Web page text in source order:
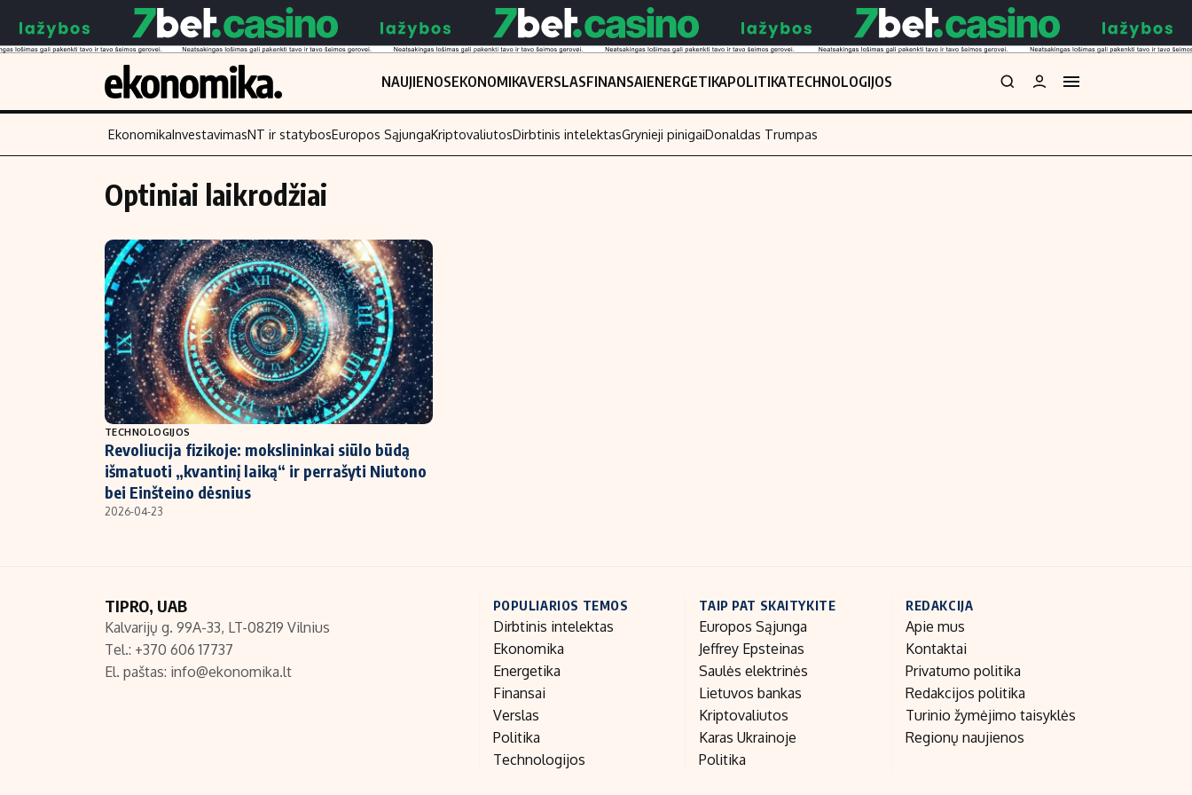
NAUJIENOSEKONOMIKAVERSLASFINANSAIENERGETIKAPOLITIKATECHNOLOGIJOS
Turinys
Naujienos
Aplinka
Verslas
Energetika
Ekonomika
Politika
NT ir statybos
Skaitykite
Finansai
Įmonės
Žemės ūkis
Technologijos
Laisvalaikis
EkonomikaInvestavimasNT ir statybosEuropos SąjungaKriptovaliutosDirbtinis intelektasGrynieji pinigaiDonaldas Trumpas
Optiniai laikrodžiai
TECHNOLOGIJOS
Revoliucija fizikoje: mokslininkai siūlo būdą
išmatuoti „kvantinį laiką“ ir perrašyti Niutono
bei Einšteino dėsnius
2026-04-23
TIPRO, UAB
Kalvarijų g. 99A-33, LT-08219 Vilnius
Tel.: +370 606 17737
El. paštas: info@ekonomika.lt
POPULIARIOS TEMOS
Dirbtinis intelektas
Ekonomika
Energetika
Finansai
Verslas
Politika
Technologijos
TAIP PAT SKAITYKITE
Europos Sąjunga
Jeffrey Epsteinas
Saulės elektrinės
Lietuvos bankas
Kriptovaliutos
Karas Ukrainoje
Politika
REDAKCIJA
Apie mus
Kontaktai
Privatumo politika
Redakcijos politika
Turinio žymėjimo taisyklės
Regionų naujienos